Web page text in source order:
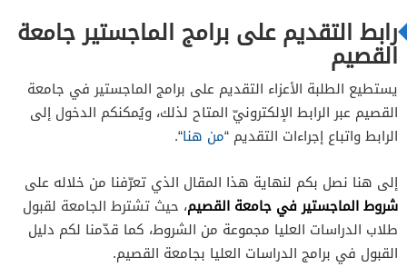
رابط التقديم على برامج الماجستير جامعة
القصيم
يستطيع الطلبة الأعزاء التقديم على برامج الماجستير في جامعة
القصيم عبر الرابط الإلكترونيّ المتاح لذلك، ويُمكنكم الدخول إلى
الرابط واتباع إجراءات التقديم “من هنا“.
إلى هنا نصل بكم لنهاية هذا المقال الذي تعرّفنا من خلاله على
شروط الماجستير في جامعة القصيم، حيث تشترط الجامعة لقبول
طلاب الدراسات العليا مجموعة من الشروط، كما قدّمنا لكم دليل
القبول في برامج الدراسات العليا بجامعة القصيم.